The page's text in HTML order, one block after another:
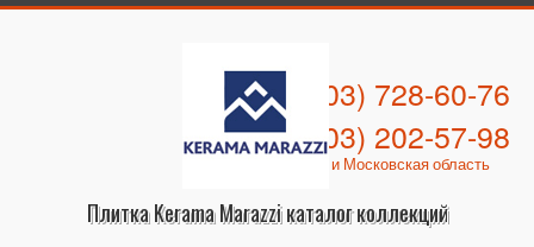
Плитка Kerama Marazzi каталог коллекций
+7 (903) 728-60-76
+7 (903) 202-57-98
Москва и Московская область